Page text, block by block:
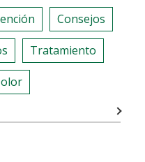
Consejos
Tratamiento